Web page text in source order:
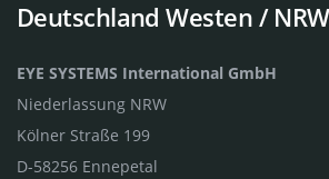
Deutschland Westen / NRW
EYE SYSTEMS International GmbH
Niederlassung NRW
Kölner Straße 199
D-58256 Ennepetal